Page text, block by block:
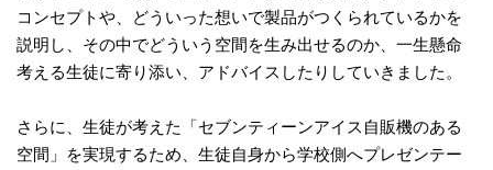
コンセプトや、どういった想いで製品がつくられているかを
説明し、その中でどういう空間を生み出せるのか、一生懸命
考える生徒に寄り添い、アドバイスしたりしていきました。
さらに、生徒が考えた「セブンティーンアイス自販機のある
空間」を実現するため、生徒自身から学校側へプレゼンテー